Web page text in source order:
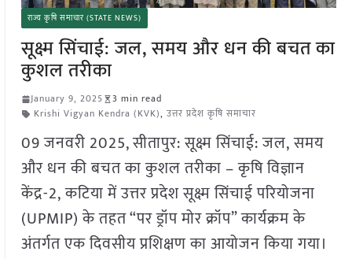
राज्य कृषि समाचार (STATE NEWS)
सूक्ष्म सिंचाई: जल, समय और धन की बचत का
कुशल तरीका
January 9, 2025
3 min read
Krishi Vigyan Kendra (KVK), उत्तर प्रदेश कृषि समाचार
09 जनवरी 2025, सीतापुर: सूक्ष्म सिंचाई: जल, समय
और धन की बचत का कुशल तरीका – कृषि विज्ञान
केंद्र-2, कटिया में उत्तर प्रदेश सूक्ष्म सिंचाई परियोजना
(UPMIP) के तहत “पर ड्रॉप मोर क्रॉप” कार्यक्रम के
अंतर्गत एक दिवसीय प्रशिक्षण का आयोजन किया गया।